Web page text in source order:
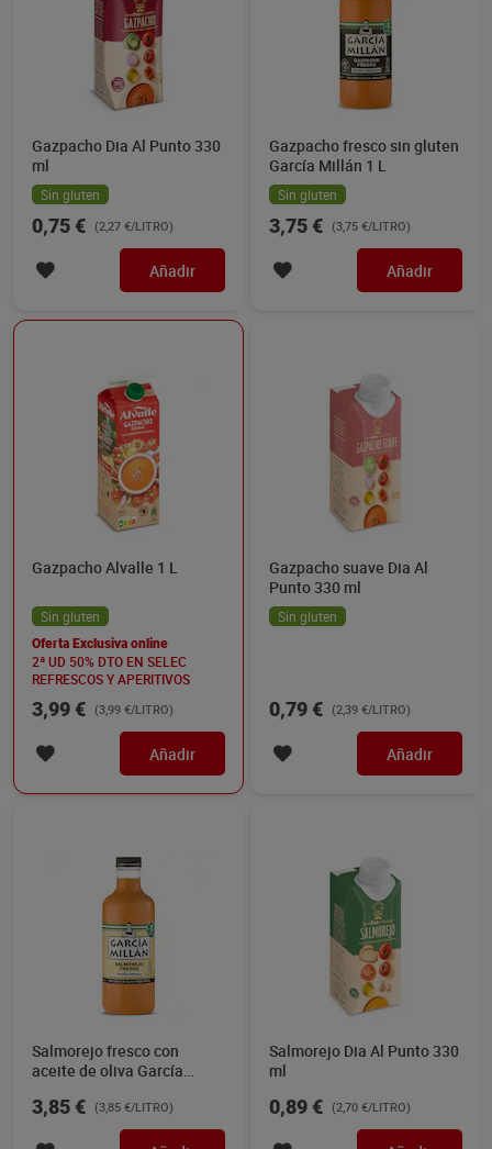
Gazpacho Dia Al Punto 330
ml
Sin gluten
0,75 € (2,27 €/LITRO)
Añadir
Gazpacho fresco sin gluten
García Millán 1 L
Sin gluten
3,75 € (3,75 €/LITRO)
Añadir
Gazpacho Alvalle 1 L
Sin gluten
Oferta Exclusiva online
2ª UD 50% DTO EN SELEC
REFRESCOS Y APERITIVOS
3,99 € (3,99 €/LITRO)
Añadir
Gazpacho suave Dia Al
Punto 330 ml
Sin gluten
0,79 € (2,39 €/LITRO)
Añadir
Salmorejo fresco con
aceite de oliva García
3,85 € (3,85 €/LITRO)
Salmorejo Dia Al Punto 330
ml
0,89 € (2,70 €/LITRO)